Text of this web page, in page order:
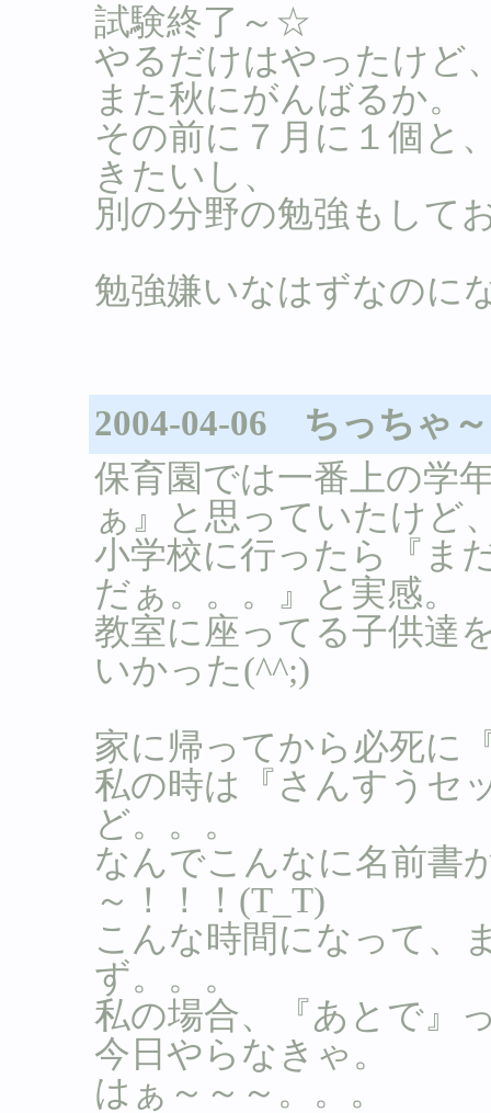
試験終了～☆
やるだけはやったけど
また秋にがんばるか。
その前に７月に１個と
きたいし、
別の分野の勉強もして
勉強嫌いなはずなのに
2004-04-06 ちっちゃ
保育園では一番上の学
ぁ』と思っていたけど
小学校に行ったら『ま
だぁ。。。』と実感。
教室に座ってる子供達
いかった(^^;)
家に帰ってから必死に
私の時は『さんすうセ
ど。。。
なんでこんなに名前書
～！！！(T_T)
こんな時間になって、
ず。。。
私の場合、『あとで』
今日やらなきゃ。
はぁ～～～。。。